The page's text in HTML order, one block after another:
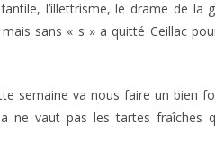
l’illettrisme, le drame de la
sans « s » a quitté Ceillac
semaine va nous faire un bien
ne vaut pas les tartes fraîches